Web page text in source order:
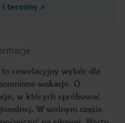
i terminy »
rewelacyjny wybór dla
wakacje. O
w których spróbować
W wolnym czasie